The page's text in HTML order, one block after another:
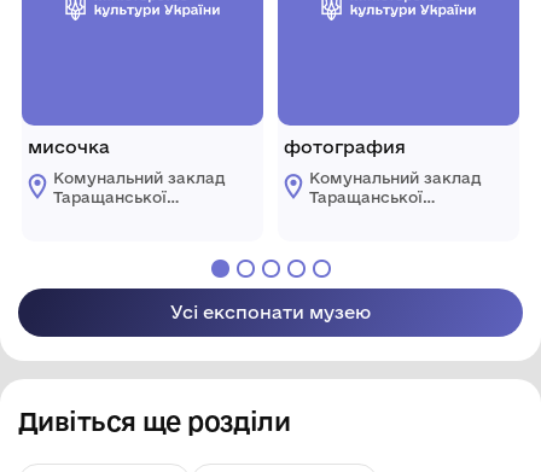
мисочка
Комунальний заклад
Таращанської
краєзнавчий музей"
фотография
Комунальний заклад
Таращанської
краєзнавчий музей"
Усі експонати музею
Дивіться ще розділи